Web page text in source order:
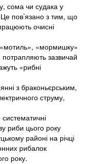
сома чи судака у
пов’язано з тим, що
очисні
«мотиль», «мормишку»
зазвичай
«рибні
з браконьєрським,
струму,
риби цього року
районі на річці
рибалок
року.